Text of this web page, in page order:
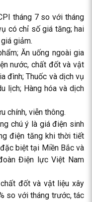
tháng 7 so với tháng
có chỉ số giá tăng; hai
giảm.
Ăn uống ngoài gia
nước, chất đốt và vật
đình; Thuốc và dịch vụ
lịch; Hàng hóa và dịch
chính, viễn thông.
chú ý là giá điện sinh
điện tăng khi thời tiết
biệt tại Miền Bắc và
Điện lực Việt Nam
đốt và vật liệu xây
so với tháng trước, tác